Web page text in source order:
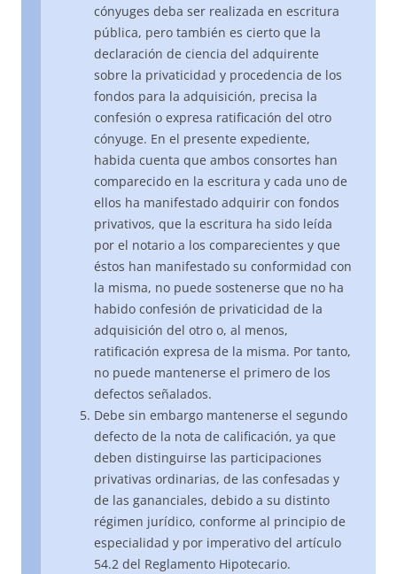
cónyuges deba ser realizada en escritura
pública, pero también es cierto que la
declaración de ciencia del adquirente
sobre la privaticidad y procedencia de los
fondos para la adquisición, precisa la
confesión o expresa ratificación del otro
cónyuge. En el presente expediente,
habida cuenta que ambos consortes han
comparecido en la escritura y cada uno de
ellos ha manifestado adquirir con fondos
privativos, que la escritura ha sido leída
por el notario a los comparecientes y que
éstos han manifestado su conformidad con
la misma, no puede sostenerse que no ha
habido confesión de privaticidad de la
adquisición del otro o, al menos,
ratificación expresa de la misma. Por tanto,
no puede mantenerse el primero de los
defectos señalados.
Debe sin embargo mantenerse el segundo
defecto de la nota de calificación, ya que
deben distinguirse las participaciones
privativas ordinarias, de las confesadas y
de las gananciales, debido a su distinto
régimen jurídico, conforme al principio de
especialidad y por imperativo del artículo
54.2 del Reglamento Hipotecario.